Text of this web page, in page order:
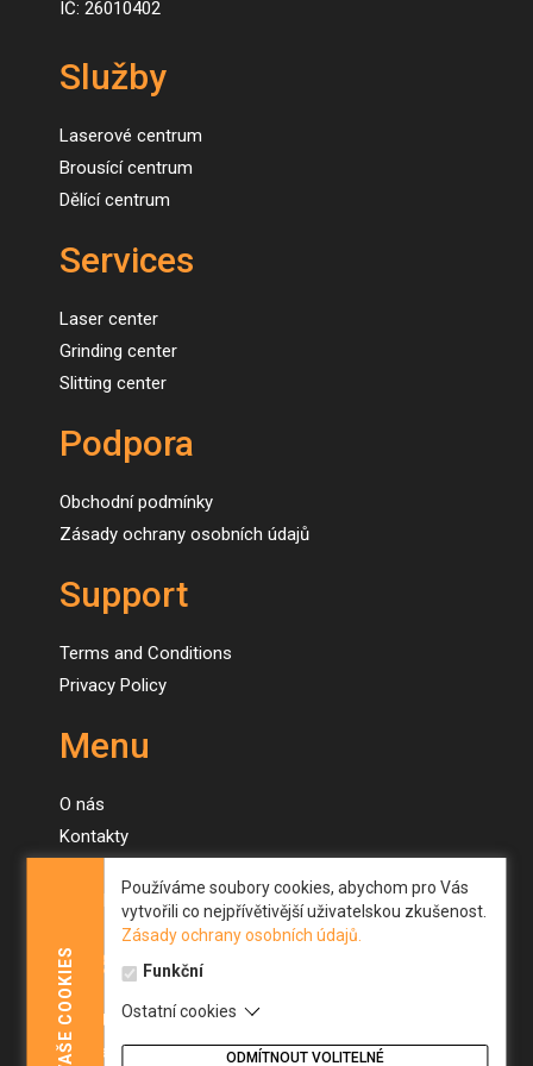
VAŠE
COOKIES
Používáme soubory cookies, abychom pro Vás
vytvořili co nejpřívětivější uživatelskou zkušenost.
Zásady ochrany osobních údajů.
Funkční
Ostatní cookies
ODMÍTNOUT VOLITELNÉ
IČ: 26010402
Služby
Laserové centrum
Brousící centrum
Dělící centrum
Services
Laser center
Grinding center
Slitting center
Podpora
Obchodní podmínky
Zásady ochrany osobních údajů
Support
Terms and Conditions
Privacy Policy
Menu
O nás
Kontakty
Menu
About us
Contacts